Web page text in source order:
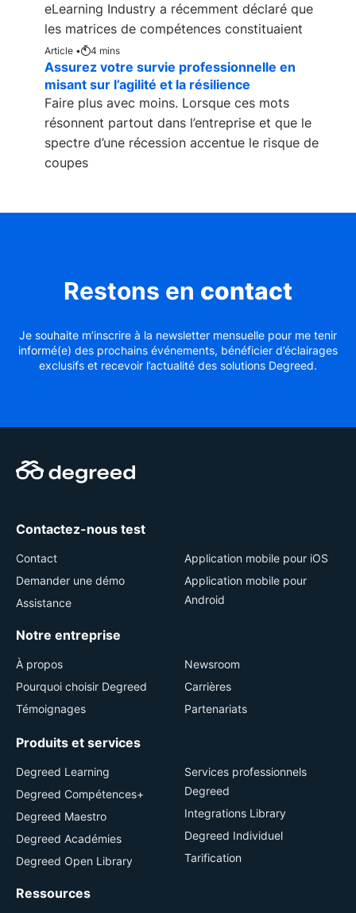
eLearning Industry a récemment déclaré que
les matrices de compétences constituaient
« l’un des outils les
Article • 4 mins
Assurez votre survie professionnelle en
misant sur l’agilité et la résilience
Faire plus avec moins. Lorsque ces mots
résonnent partout dans l’entreprise et que le
spectre d’une récession accentue le risque de
coupes
Restons en contact
Je souhaite m’inscrire à la newsletter mensuelle pour me tenir
informé(e) des prochains événements, bénéficier d’éclairages
exclusifs et recevoir l’actualité des solutions Degreed.
Contactez-nous test
Contact
Demander une démo
Assistance
Application mobile pour iOS
Application mobile pour
Android
Notre entreprise
À propos
Pourquoi choisir Degreed
Témoignages
Newsroom
Carrières
Partenariats
Produits et services
Degreed Learning
Degreed Compétences+
Degreed Maestro
Degreed Académies
Degreed Open Library
Services professionnels
Degreed
Integrations Library
Degreed Individuel
Tarification
Ressources